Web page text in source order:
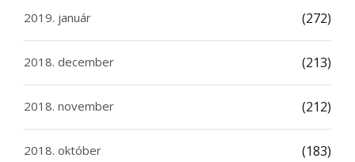
2019. január (272)
2018. december (213)
2018. november (212)
2018. október (183)